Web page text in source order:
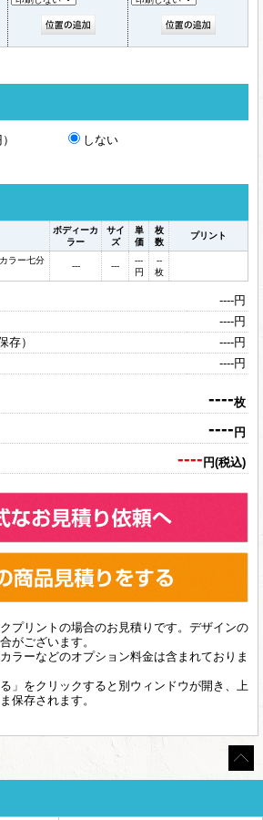
しない
ボディーカ
ラー
サイ
ズ
単
価
枚
数
プリント
ラー七分
--- ---
---
円
--
枚
----円
----円
存）
----円
----円
----枚
---- 円
---- 円(税込)
プリントの場合のお見積りです。デザインの
がございます。
ラーなどのオプション料金は含まれておりま
」をクリックすると別ウィンドウが開き、上
保存されます。